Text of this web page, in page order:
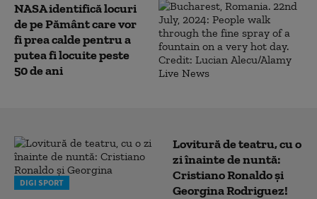
NASA identifică locuri
de pe Pământ care vor
fi prea calde pentru a
putea fi locuite peste
50 de ani
DIGI SPORT
Lovitură de teatru, cu o
zi înainte de nuntă:
Cristiano Ronaldo și
Georgina Rodriguez!